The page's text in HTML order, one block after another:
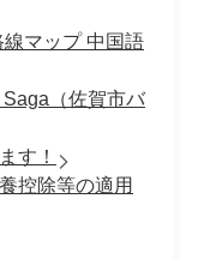
マップ 中国語
（佐賀市バ
す！
控除等の適用